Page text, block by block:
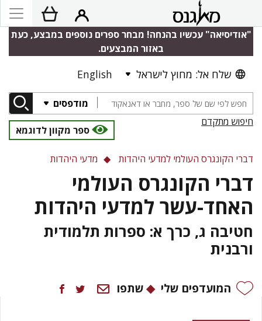
"אודיסיאה" עכשיו בהנחה! מבחר ספרים נוספים במבצע, כעת
באזור המבצעים.
שלח אל: מחוץ לישראל English
מודפסים
חיפוש מתקדם
ספר מקוון לדוגמא
דברי הקונגרס העולמי למדעי היהדות מדעי היהדות
דברי הקונגרס העולמי
האחד-עשר למדעי היהדות
חטיבה ג, כרך א: ספרות תלמודית
ורבנית
המועדפים שלי שתפו